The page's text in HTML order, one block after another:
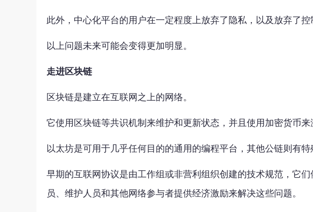
此外，中心化平台的用户在一定程度上放弃了隐私，以及放弃了
以上问题未来可能会变得更加明显。
走进区块链
区块链是建立在互联网之上的网络。
它使用区块链等共识机制来维护和更新状态，并且使用加密货币
以太坊是可用于几乎任何目的的通用的编程平台，其他公链则有
早期的互联网协议是由工作组或非营利组织创建的技术规范，它
员、维护人员和其他网络参与者提供经济激励来解决这些问题。